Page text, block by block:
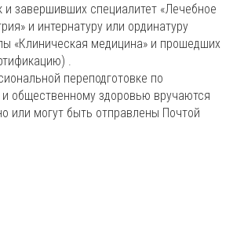
и завершивших специалитет «Лечебное
и интернатуру или ординатуру
«Клиническая медицина» и прошедших
.
переподготовке по
общественному здоровью вручаются
или могут быть отправлены Почтой